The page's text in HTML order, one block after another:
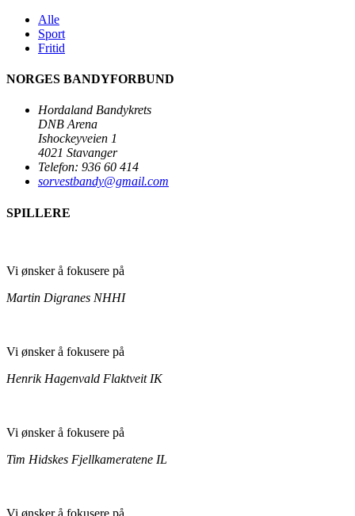
Alle
Sport
Fritid
NORGES BANDYFORBUND
Hordaland Bandykrets
DNB Arena
Ishockeyveien 1
4021 Stavanger
Telefon: 936 60 414
sorvestbandy@gmail.com
SPILLERE
Vi ønsker å fokusere på
Martin Digranes NHHI
Vi ønsker å fokusere på
Henrik Hagenvald Flaktveit IK
Vi ønsker å fokusere på
Tim Hidskes Fjellkameratene IL
Vi ønsker å fokusere på